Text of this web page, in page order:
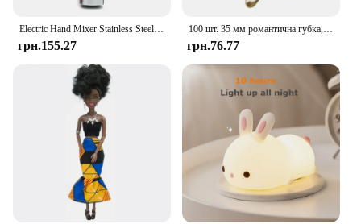
грн.155.27 грн.76.77